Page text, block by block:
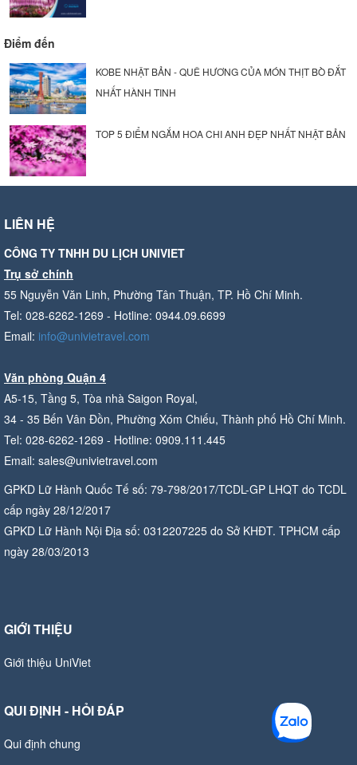
Điểm đến
KOBE NHẬT BẢN - QUÊ HƯƠNG CỦA MÓN THỊT BÒ ĐẮT
NHẤT HÀNH TINH
TOP 5 ĐIỂM NGẮM HOA CHI ANH ĐẸP NHẤT NHẬT BẢN
LIÊN HỆ
CÔNG TY TNHH DU LỊCH UNIVIET
Trụ sở chính
55 Nguyễn Văn Linh, Phường Tân Thuận, TP. Hồ Chí Minh.
Tel: 028-6262-1269 - Hotline: 0944.09.6699
Email: info@univietravel.com
Văn phòng Quận 4
A5-15, Tầng 5, Tòa nhà Saigon Royal,
34 - 35 Bến Vân Đồn, Phường Xóm Chiếu, Thành phố Hồ Chí Minh.
Tel: 028-6262-1269 - Hotline: 0909.111.445
Email: sales@univietravel.com
GPKD Lữ Hành Quốc Tế số: 79-798/2017/TCDL-GP LHQT do TCDL
cấp ngày 28/12/2017
GPKD Lữ Hành Nội Địa số: 0312207225 do Sở KHĐT. TPHCM cấp
ngày 28/03/2013
GIỚI THIỆU
Giới thiệu UniViet
QUI ĐỊNH - HỎI ĐÁP
Qui định chung